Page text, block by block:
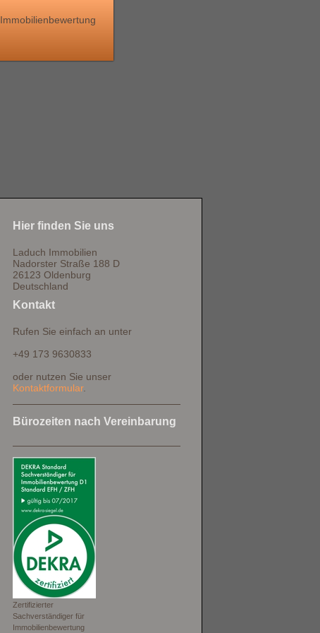
Immobilienbewertung
Hier finden Sie uns
Laduch Immobilien
Nadorster Straße 188 D
26123 Oldenburg
Deutschland
Kontakt
Rufen Sie einfach an unter
+49 173 9630833
oder nutzen Sie unser
Kontaktformular.
Bürozeiten nach Vereinbarung
Zertifizierter
Sachverständiger für
Immobilienbewertung